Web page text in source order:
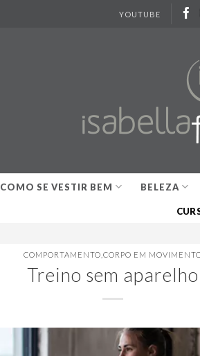
YOUTUBE
COMO SE VESTIR BEM BELEZA
COMPORTAMENTO ,CORPO EM
Treino sem aparelho